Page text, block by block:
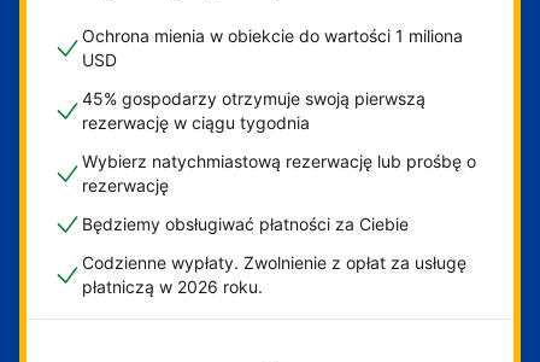
Ochrona mienia w obiekcie do wartości 1 miliona
USD
45% gospodarzy otrzymuje swoją pierwszą
rezerwację w ciągu tygodnia
Wybierz natychmiastową rezerwację lub prośbę o
rezerwację
Będziemy obsługiwać płatności za Ciebie
Codzienne wypłaty. Zwolnienie z opłat za usługę
płatniczą w 2026 roku.